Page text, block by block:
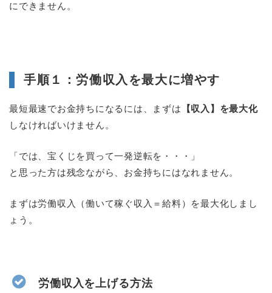
にできません。
手順１：労働収入を最大に増やす
最短最速でお金持ちになるには、まずは 【収入】を最大化
しなければいけません。
「では、宝くじを買って一発逆転を・・・」
と思った方は残念ながら、お金持ちにはなれません。
まずは労働収入（働いて稼ぐ収入＝給料）を最大化しまし
ょう。
労働収入を上げる方法